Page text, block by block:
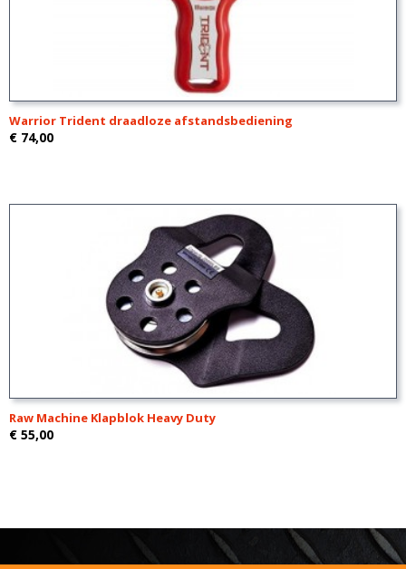
Warrior Trident draadloze afstandsbediening
€ 74,00
Raw Machine Klapblok Heavy Duty
€ 55,00